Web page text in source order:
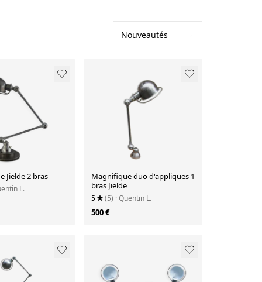
Jielde 2 bras
L.
Magnifique duo d'appliques 1
bras Jielde
5 (5) · Quentin L.
500 €